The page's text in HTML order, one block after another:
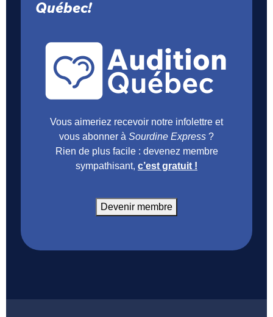
Québec!
Vous aimeriez recevoir notre infolettre et
vous abonner à Sourdine Express ?
Rien de plus facile : devenez membre
sympathisant, c’est gratuit !
Devenir membre